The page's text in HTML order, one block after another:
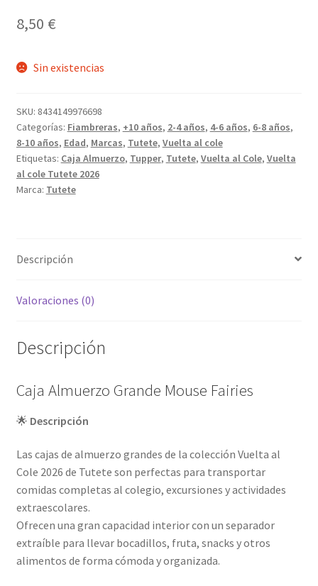
8,50 €
Sin existencias
SKU: 8434149976698
Categorías: Fiambreras, +10 años, 2-4 años, 4-6 años, 6-8 años,
8-10 años, Edad, Marcas, Tutete, Vuelta al cole
Etiquetas: Caja Almuerzo, Tupper, Tutete, Vuelta al Cole, Vuelta
al cole Tutete 2026
Marca: Tutete
Descripción
Valoraciones (0)
Descripción
Caja Almuerzo Grande Mouse Fairies
🌟 Descripción
Las cajas de almuerzo grandes de la colección Vuelta al
Cole 2026 de Tutete son perfectas para transportar
comidas completas al colegio, excursiones y actividades
extraescolares.
Ofrecen una gran capacidad interior con un separador
extraíble para llevar bocadillos, fruta, snacks y otros
alimentos de forma cómoda y organizada.